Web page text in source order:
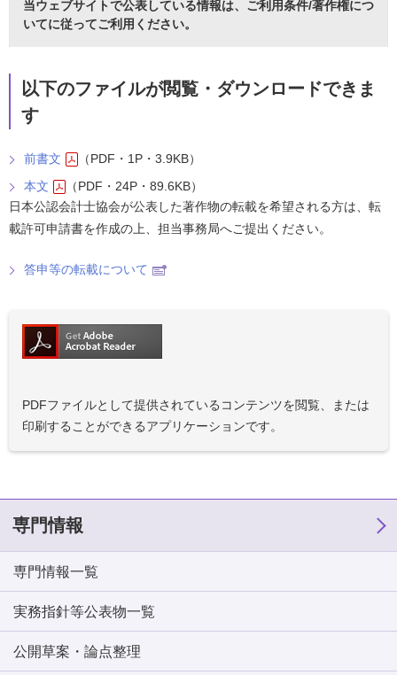
当ウェブサイトで公表している情報は、 ご利用条件/著作権につ
いてに従ってご利用ください。
以下のファイルが閲覧・ダウンロードできま
す
前書文
（PDF・1P・3.9KB）
本文
（PDF・24P・89.6KB）
日本公認会計士協会が公表した著作物の転載を希望される方は、転
載許可申請書を作成の上、担当事務局へご提出ください。
答申等の転載について
PDFファイルとして提供されているコンテンツを閲覧、または
印刷することができるアプリケーションです。
専門情報
専門情報一覧
実務指針等公表物一覧
公開草案・論点整理